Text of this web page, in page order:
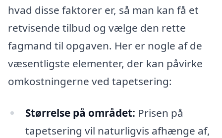
hvad disse faktorer er, så man kan få et
retvisende tilbud og vælge den rette
fagmand til opgaven. Her er nogle af de
væsentligste elementer, der kan påvirke
omkostningerne ved tapetsering:
Størrelse på området: Prisen på
tapetsering vil naturligvis afhænge af,